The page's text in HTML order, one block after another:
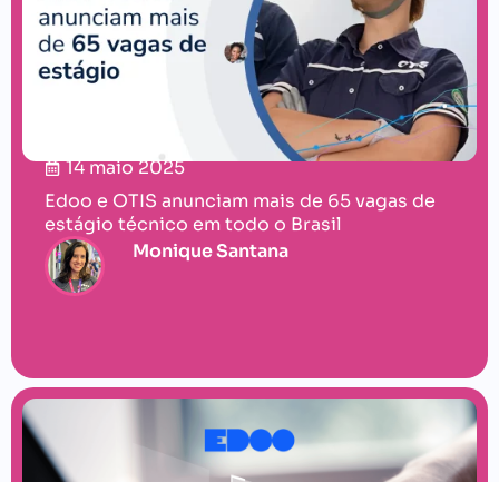
14 maio 2025
Edoo e OTIS anunciam mais de 65 vagas de
estágio técnico em todo o Brasil
Monique Santana